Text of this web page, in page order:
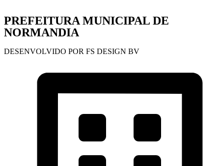
PREFEITURA MUNICIPAL DE
NORMANDIA
DESENVOLVIDO POR FS DESIGN BV